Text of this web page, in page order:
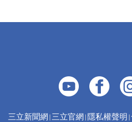
三立新聞網 三立官網 隱私權聲明